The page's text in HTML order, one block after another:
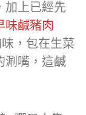
加上已經先
味鹹豬肉
，包在生菜
涮嘴，這鹹